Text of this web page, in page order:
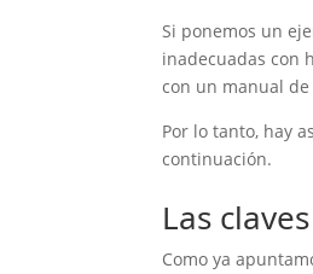
Si ponemos un
inadecuadas con
con un manual
Por lo tanto, hay
continuación.
Las
Como ya